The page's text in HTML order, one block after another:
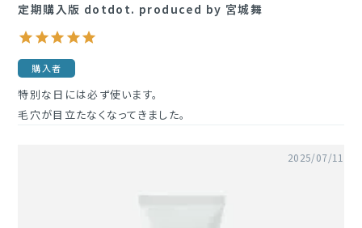
Shin&Me
定期購入版 dotdot. produced by 宮城舞
購入者
特別な日には必ず使います。
毛穴が目立たなくなってきました。
2025/07/11